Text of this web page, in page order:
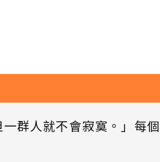
一群人就不會寂寞。」每